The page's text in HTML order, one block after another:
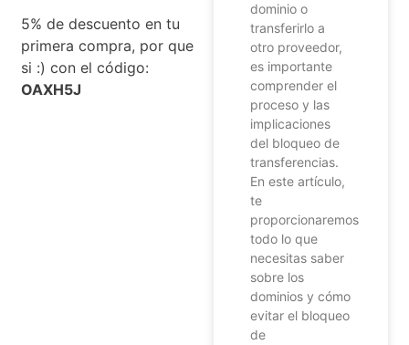
5% de descuento en tu
primera compra, por que
si :) con el código:
OAXH5J
dominio o
transferirlo a
otro proveedor,
es importante
comprender el
proceso y las
implicaciones
del bloqueo de
transferencias.
En este artículo,
te
proporcionaremos
todo lo que
necesitas saber
sobre los
dominios y cómo
evitar el bloqueo
de